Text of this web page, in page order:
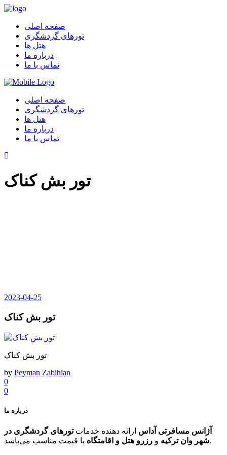
صفحه اصلی
تورهای گردشگری
هتل ها
درباره ما
تماس با ما
صفحه اصلی
تورهای گردشگری
هتل ها
درباره ما
تماس با ما
تور بش کناک
2023-04-25
تور بش کناک
تور بش کناک
by Peyman Zabihian
0
0
درباره ما
آژانس مسافرتی آداس ارائه دهنده خدماتتورهای گردشگری در
شهر وان ترکیه و رزرو هتل و اقامتگاه با قیمت مناسب می‌باشد.